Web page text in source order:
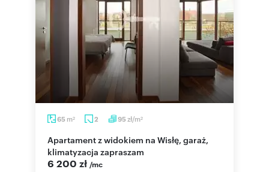
65 m2 2 95 zł/m2
Apartament z widokiem na Wisłę, garaż,
klimatyzacja zapraszam
6 200 zł /mc